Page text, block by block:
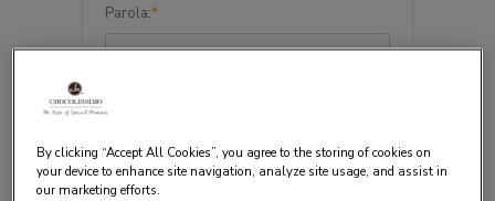
Parola:*
By clicking “Accept All Cookies”, you agree to the storing of cookies on
your device to enhance site navigation, analyze site usage, and assist in
our marketing efforts.